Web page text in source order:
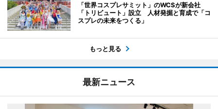
「世界コスプレサミット」のWCSが新会社
「トリビュート」設立 人材発掘と育成で「コ
スプレの未来をつくる」
もっと見る
最新ニュース